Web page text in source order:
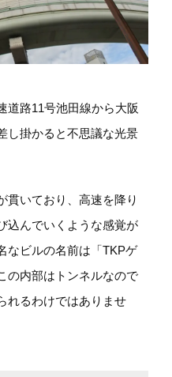
道路11号池田線から大阪
し掛かると不思議な光景
貫いており、高速を降り
込んでいくような感覚が
なビルの名前は「TKPゲ
の内部はトンネルなので
れるわけではありませ